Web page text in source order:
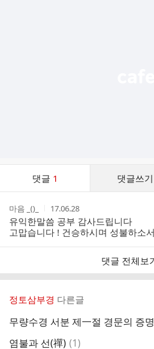
댓글 1 댓글쓰기
트
작
성
자
마음 _()_
작
성
시
간
17.06.28
유익한말씀 공부 감사드립니다
고맙습니다 ! 건승하시며 성불하소서
댓글 전체보
정토삼부경 다른글
무량수경 서분 제一절 경문의 증명
염불과 선(禪) 댓
(1)